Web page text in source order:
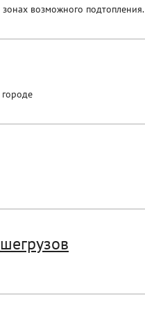
возможного подтопления.